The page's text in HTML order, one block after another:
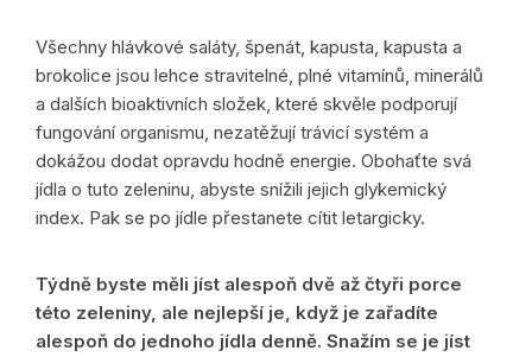
Všechny hlávkové saláty, špenát, kapusta, kapusta a
brokolice jsou lehce stravitelné, plné vitamínů, minerálů
a dalších bioaktivních složek, které skvěle podporují
fungování organismu, nezatěžují trávicí systém a
dokážou dodat opravdu hodně energie. Obohaťte svá
jídla o tuto zeleninu, abyste snížili jejich glykemický
index. Pak se po jídle přestanete cítit letargicky.
Týdně byste měli jíst alespoň dvě až čtyři porce
této zeleniny, ale nejlepší je, když je zařadíte
alespoň do jednoho jídla denně. Snažím se je jíst